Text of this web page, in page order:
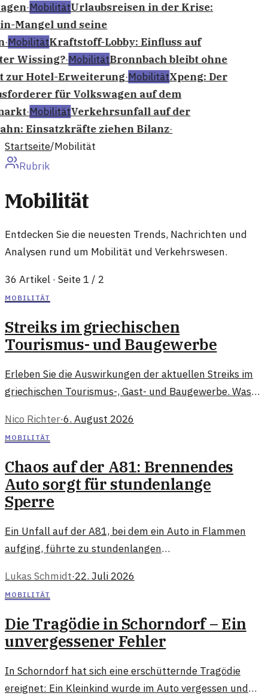
·MobilitätUrlaubsreisen in der Krise:
Mangel und seine
·MobilitätKraftstoff-Lobby: Einfluss auf
Wissing?·MobilitätBronnbach bleibt ohne
zur Hotel-Erweiterung·MobilitätXpeng: Der
für Volkswagen auf dem
·MobilitätVerkehrsunfall auf der
Einsatzkräfte ziehen Bilanz·
Startseite/Mobilität
Rubrik
Mobilität
Entdecken Sie die neuesten Trends, Nachrichten und
Analysen rund um Mobilität und Verkehrswesen.
36 Artikel · Seite 1 / 2
MOBILITÄT
Streiks im griechischen
Tourismus- und Baugewerbe
Erleben Sie die Auswirkungen der aktuellen Streiks im
griechischen Tourismus-, Gast- und Baugewerbe. Was
Nico Richter·6. August 2026
MOBILITÄT
Chaos auf der A81: Brennendes
Auto sorgt für stundenlange
Sperre
Ein Unfall auf der A81, bei dem ein Auto in Flammen
aufging, führte zu stundenlangen
wie wird die Situation bewertet?
Lukas Schmidt·22. Juli 2026
MOBILITÄT
Die Tragödie in Schorndorf – Ein
unvergessener Fehler
In Schorndorf hat sich eine erschütternde Tragödie
ereignet: Ein Kleinkind wurde im Auto vergessen und